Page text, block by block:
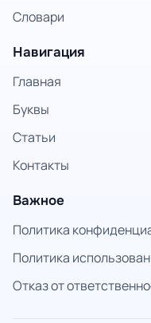
Словари
Навигация
Главная
Буквы
Статьи
Контакты
Важное
Политика
Политика
Отказ от